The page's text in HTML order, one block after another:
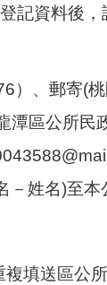
記資料後
）、郵寄(
潭區公所民
－姓名)至本
填送區公所